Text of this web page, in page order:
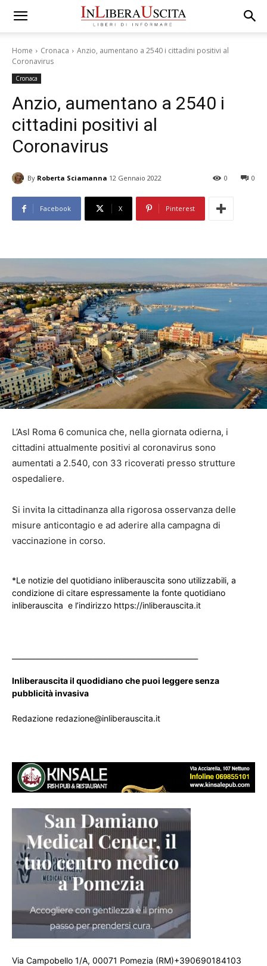
Home Cronaca
Anzio, aumentano a 2540 i cittadini positivi al
Coronavirus
Cronaca
Anzio, aumentano a 2540 i
cittadini positivi al
Coronavirus
By Roberta Sciamanna 12 Gennaio 2022 0
0
Facebook X Pinterest
L’Asl Roma 6 comunica che, nella giornata odierna, i
cittadini attualmente positivi al coronavirus sono
aumentati a 2.540, con 33 ricoverati presso strutture
ospedaliere.​
Si invita la cittadinanza alla rigorosa osservanza delle
misure anticontagio e ad aderire alla campagna di
vaccinazione in corso.
*Le notizie del quotidiano inliberauscita sono utilizzabili, a
condizione di citare espressamente la fonte quotidiano
inliberauscita e l’indirizzo https://inliberauscita.it
Inliberauscita il quodidiano che puoi leggere senza
pubblicità invasiva
Redazione redazione@inliberauscita.it
Via Campobello 1/A, 00071 Pomezia (RM)+390690184103